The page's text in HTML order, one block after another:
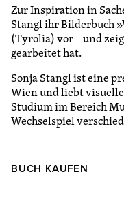
Zur Inspiration in
Stangl ihr Bilderbuch
(Tyrolia) vor – und
gearbeitet hat.
Sonja Stangl ist eine
Wien und liebt
Studium im Bereich
Wechselspiel
BUCH KAUFEN